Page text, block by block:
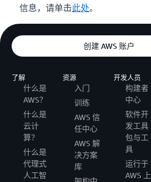
信息，请单击此处。
创建 AWS 账户
了解
什么是
AWS？
什么是
云计
算？
什么是
代理式
人工智
资源
入门
训练
AWS 信
任中心
AWS 解
决方案
库
开发人员
构建者
中心
软件开
发工具
包与工
具
运行于
AWS 上